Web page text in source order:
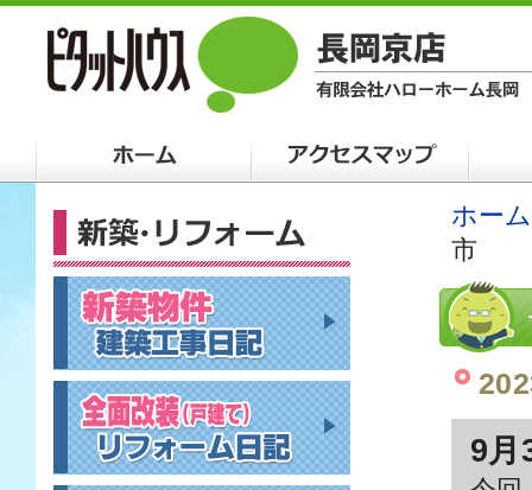
ホーム
市
9月